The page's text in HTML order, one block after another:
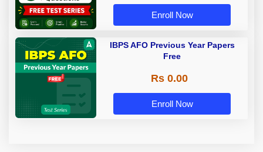
Enroll Now
IBPS AFO Previous Year Papers
Free
Rs 0.00
Enroll Now